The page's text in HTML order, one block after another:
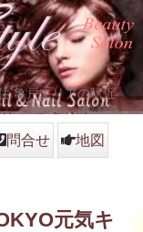
.亀戸エリアの駅近
美容院
問合せ 地図
元気キ